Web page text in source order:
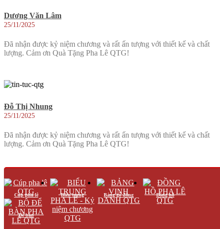
Dương Văn Lâm
25/11/2025
Đã nhận được kỷ niệm chương và rất ấn tượng với thiết kế và chất
lượng. Cảm ơn Quà Tặng Pha Lê QTG!
Đỗ Thị Nhung
25/11/2025
Đã nhận được kỷ niệm chương và rất ấn tượng với thiết kế và chất
lượng. Cảm ơn Quà Tặng Pha Lê QTG!
Dương Văn Bình
25/11/2025
Sản phẩm của Quà Tặng Pha Lê QTG không chỉ đẹp mà còn mang
Cúp pha lê Biểu trưng Bảng gỗ đồng Đồng hồ
Để bàn